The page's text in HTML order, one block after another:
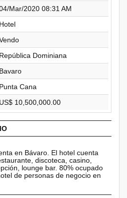
Mar/2020 08:31 AM
Hotel
República Dominiana
Bavaro
Punta Cana
US$ 10,500,000.00
en Bávaro. El hotel cuenta
discoteca, casino,
lounge bar. 80% ocupado
de personas de negocio en